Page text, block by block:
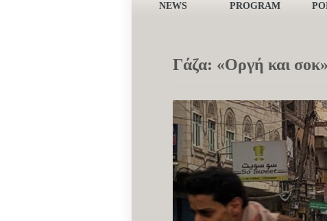
NEWS PROGRAM
Γάζα: «Οργή και